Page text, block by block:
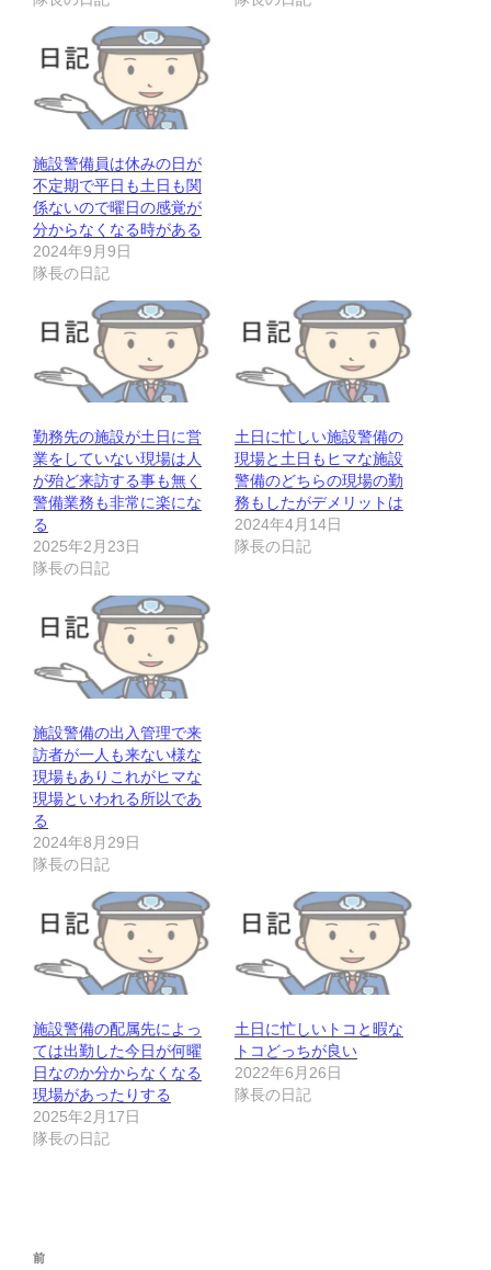
施設警備員は休みの日が
不定期で平日も土日も関
係ないので曜日の感覚が
分からなくなる時がある
2024年9月9日
隊長の日記
勤務先の施設が土日に営
業をしていない現場は人
が殆ど来訪する事も無く
警備業務も非常に楽にな
る
2025年2月23日
隊長の日記
土日に忙しい施設警備の
現場と土日もヒマな施設
警備のどちらの現場の勤
務もしたがデメリットは
2024年4月14日
隊長の日記
施設警備の出入管理で来
訪者が一人も来ない様な
現場もありこれがヒマな
現場といわれる所以であ
る
2024年8月29日
隊長の日記
施設警備の配属先によっ
ては出勤した今日が何曜
日なのか分からなくなる
現場があったりする
2025年2月17日
隊長の日記
土日に忙しいトコと暇な
トコどっちが良い
2022年6月26日
隊長の日記
投
前
前